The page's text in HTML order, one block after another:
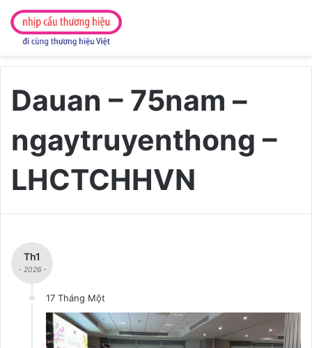
Dauan – 75nam –
ngaytruyenthong –
LHCTCHHVN
Th1
- 2026 -
17 Tháng Một